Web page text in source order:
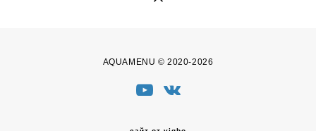
AQUAMENU © 2020-2026